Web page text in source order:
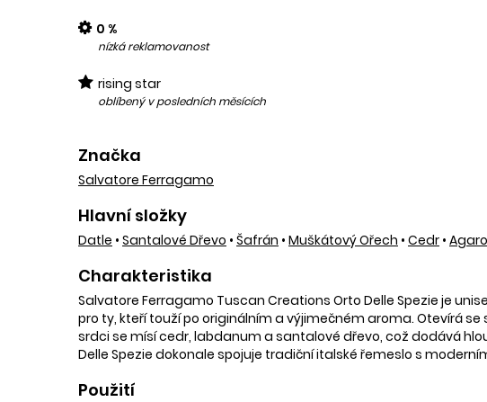
0 %
nízká reklamovanost
rising star
oblíbený v posledních měsících
Značka
Salvatore Ferragamo
Hlavní složky
Datle • Santalové Dřevo • Šafrán • Muškátový Ořech • Cedr •
Charakteristika
Salvatore Ferragamo Tuscan Creations Orto Delle Spezie je
pro ty, kteří touží po originálním a výjimečném aroma. Otevírá
srdci se mísí cedr, labdanum a santalové dřevo, což dodává
Delle Spezie dokonale spojuje tradiční italské řemeslo s
Použití